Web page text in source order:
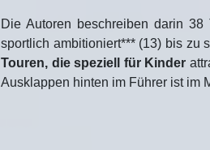
Die Autoren beschreiben darin
sportlich ambitioniert*** (13) bis zu
Touren, die speziell für Kinder
Ausklappen hinten im Führer ist im